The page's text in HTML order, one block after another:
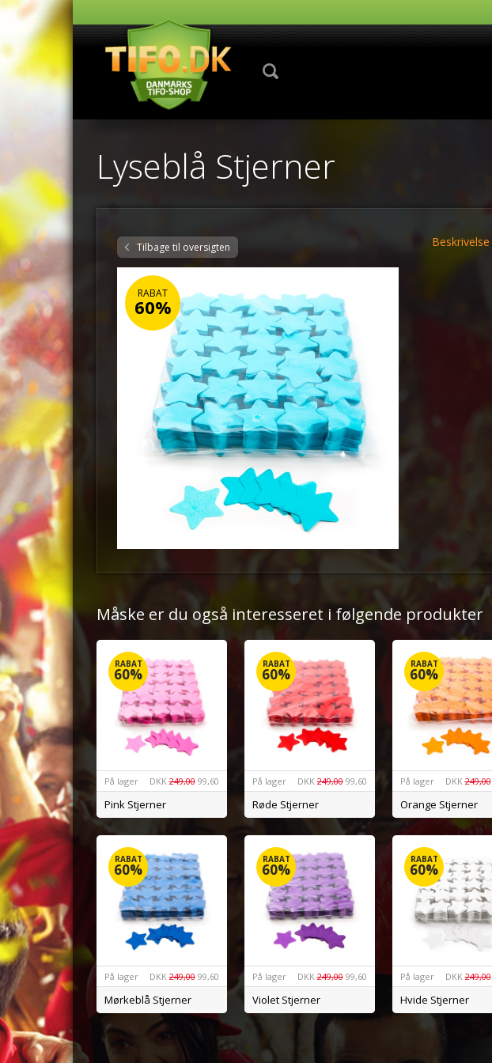
Lyseblå Stjerner
Tilbage til oversigten
RABAT
60%
Beskrivelse
Måske er du også interesseret i følgende produkter
RABAT
60%
DKK 249,00 99,60
På lager
Pink Stjerner
RABAT
60%
DKK 249,00 99,60
På lager
Røde Stjerner
RABAT
60%
DKK 249,00
På lager
Orange Stjerner
RABAT
60%
DKK 249,00 99,60
På lager
Mørkeblå Stjerner
RABAT
60%
DKK 249,00 99,60
På lager
Violet Stjerner
RABAT
60%
DKK 249,00
På lager
Hvide Stjerner